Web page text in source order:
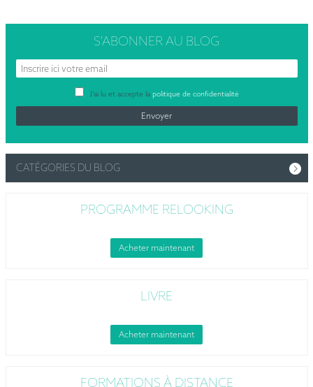
S’ABONNERAU BLOG
J’ai lu et accepte la politique de confidentialité
CATÉGORIES DU BLOG
PROGRAMME RELOOKING
Acheter maintenant
LIVRE
Acheter maintenant
FORMATIONS À DISTANCE